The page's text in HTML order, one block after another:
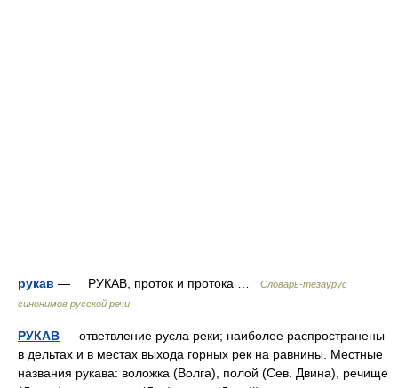
рукав — РУКАВ, проток и протока …
Словарь-тезаурус
синонимов русской речи
РУКАВ — ответвление русла реки; наиболее распространены
в дельтах и в местах выхода горных рек на равнины. Местные
названия рукава: воложка (Волга), полой (Сев. Двина), речище